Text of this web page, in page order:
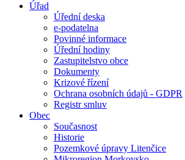
Úřad
Úřední deska
e-podatelna
Povinné informace
Úřední hodiny
Zastupitelstvo obce
Dokumenty
Krizové řízení
Ochrana osobních údajů - GDPR
Registr smluv
Obec
Současnost
Historie
Pozemkové úpravy Litenčice